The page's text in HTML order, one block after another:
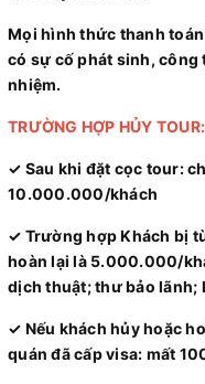
Mọi hình thức thanh
có sự cố phát sinh,
nhiệm.
TRƯỜNG HỢP HỦY TOUR:
✓ Sau khi đặt cọc tour:
10.000.000/khách
✓ Trường hợp Khách bị
hoàn lại là 5.000.000/
dịch thuật; thư bảo lãnh;
✓ Nếu khách hủy hoặc
quán đã cấp visa: mất